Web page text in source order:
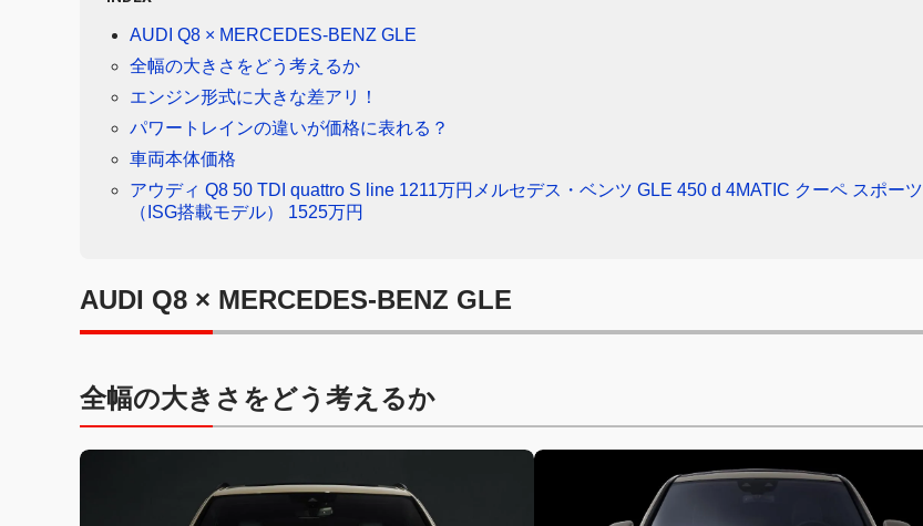
AUDI Q8 × MERCEDES-BENZ GLE
全幅の大きさをどう考えるか
エンジン形式に大きな差アリ！
パワートレインの違いが価格に表れる？
車両本体価格
アウディ Q8 50 TDI quattro S line 1211万円メルセデス・ベンツ GLE 450 d 4MATIC クーペ スポーツ
（ISG搭載モデル） 1525万円
AUDI Q8 × MERCEDES-BENZ GLE
全幅の大きさをどう考えるか